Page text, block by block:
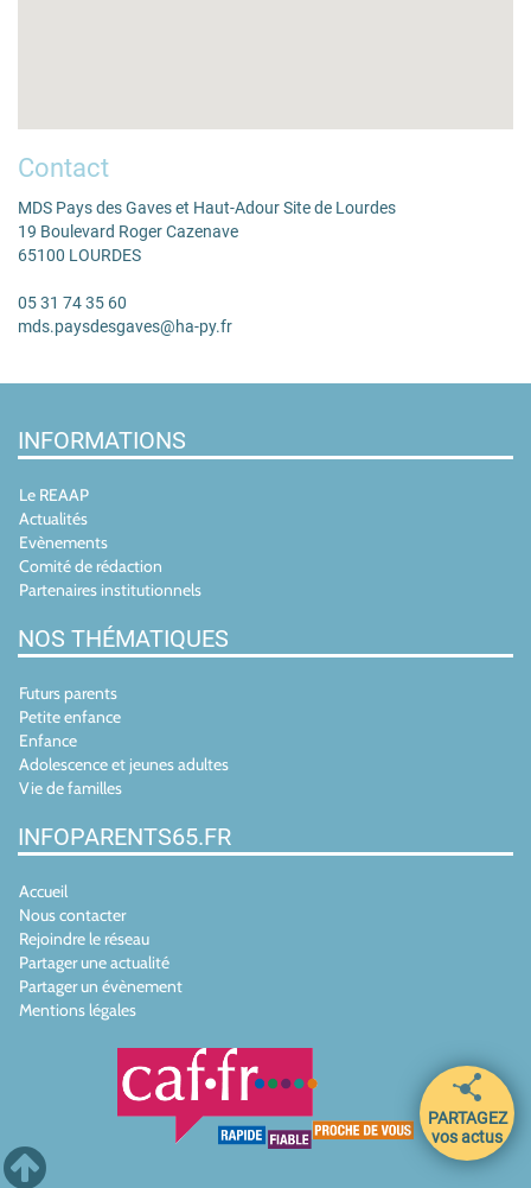
Contact
MDS Pays des Gaves et Haut-Adour Site de Lourdes
19 Boulevard Roger Cazenave
65100 LOURDES
05 31 74 35 60
mds.paysdesgaves@ha-py.fr
PARTAGEZ
vos actus
INFORMATIONS
Le REAAP
Actualités
Evènements
Comité de rédaction
Partenaires institutionnels
NOS THÉMATIQUES
Futurs parents
Petite enfance
Enfance
Adolescence et jeunes adultes
Vie de familles
INFOPARENTS65.FR
Accueil
Nous contacter
Rejoindre le réseau
Partager une actualité
Partager un évènement
Mentions légales